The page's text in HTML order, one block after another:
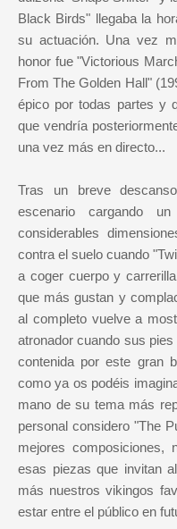
Black Birds" llegaba la
su actuación. Una vez
honor fue "Victorious
From The Golden Hall"
épico por todas partes y
que vendría
una vez más en directo...
Tras un breve
escenario cargando
considerables
contra el suelo cuando
a coger cuerpo y
que más gustan y
al completo vuelve a
atronador cuando sus
contenida por este gran
como ya os podéis
mano de su tema más
personal considero "The
mejores composiciones,
esas piezas que invitan
más nuestros vikingos
estar entre el público en